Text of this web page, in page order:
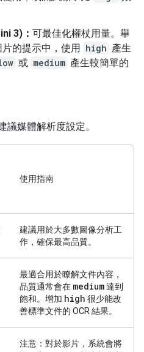
3)： 可最佳化權杖用量。舉
的提示中，使用 high 產生
或 medium 產生較簡單的
議媒體解析度設定。
使用指南
建議用於大多數圖像分析工
作，確保最高品質。
最適合用於瞭解文件內容，
品質通常會在 medium達到
飽和。增加 high 很少能改
善標準文件的 OCR 結果。
注意： 對於影片，系統會將